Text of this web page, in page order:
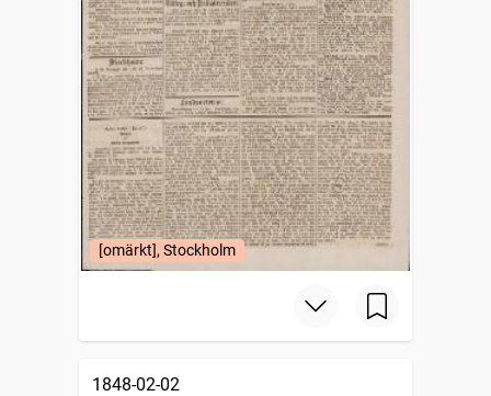
[omärkt], Stockholm
1848-02-02